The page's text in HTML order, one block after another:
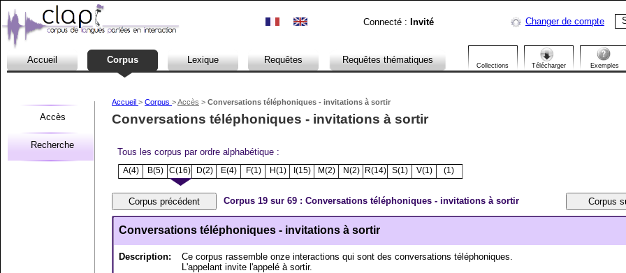
Connecté : Invité Changer de compte
Accueil Corpus Lexique Requêtes Requêtes thématiques
Collections Télécharger Exemples
Accès
Recherche
Description:
Ce corpus rassemble onze interactions qui sont des conversations téléphoniques.
L'appelant invite l'appelé à sortir.
Tous les corpus par ordre alphabétique :
A(4) B(5) C(16) D(2) E(4) F(1) H(1) I(15) M(2) N(2) R(14) S(1) V(1) ­(1)
Corpus 19 sur 69 : Conversations téléphoniques - invitations à sortir
Conversations téléphoniques - invitations à sortir
Accueil > Corpus >Accès > Conversations téléphoniques - invitations à sortir
Conversations téléphoniques - invitations à sortir